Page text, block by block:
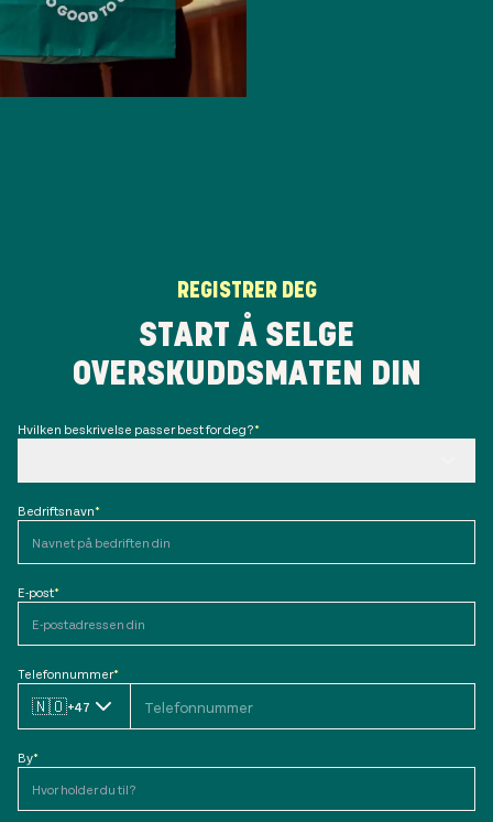
REGISTRER DEG
START Å SELGE
OVERSKUDDSMATEN DIN
Hvilken beskrivelse passer best for deg?*
Bedriftsnavn*
E-post*
Telefonnummer*
🇳🇴+47
By*